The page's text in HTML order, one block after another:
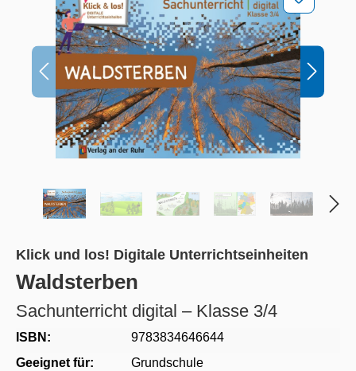
Klick und los! Digitale Unterrichtseinheiten
Waldsterben
Sachunterricht digital – Klasse 3/4
ISBN:
9783834646644
Geeignet für:
Grundschule